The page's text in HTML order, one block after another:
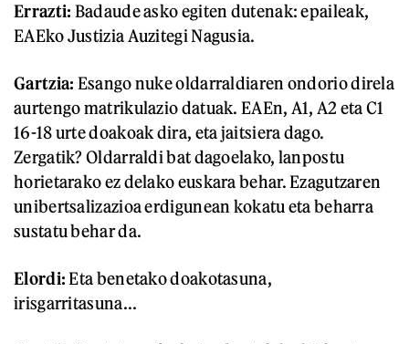
Errazti: Badaude asko egiten dutenak: epaileak,
EAEko Justizia Auzitegi Nagusia.
Gartzia: Esango nuke oldarraldiaren ondorio direla
aurtengo matrikulazio datuak. EAEn, A1, A2 eta C1
16-18 urte doakoak dira, eta jaitsiera dago.
Zergatik? Oldarraldi bat dagoelako, lanpostu
horietarako ez delako euskara behar. Ezagutzaren
unibertsalizazioa erdigunean kokatu eta beharra
sustatu behar da.
Elordi:Eta benetako doakotasuna,
irisgarritasuna...